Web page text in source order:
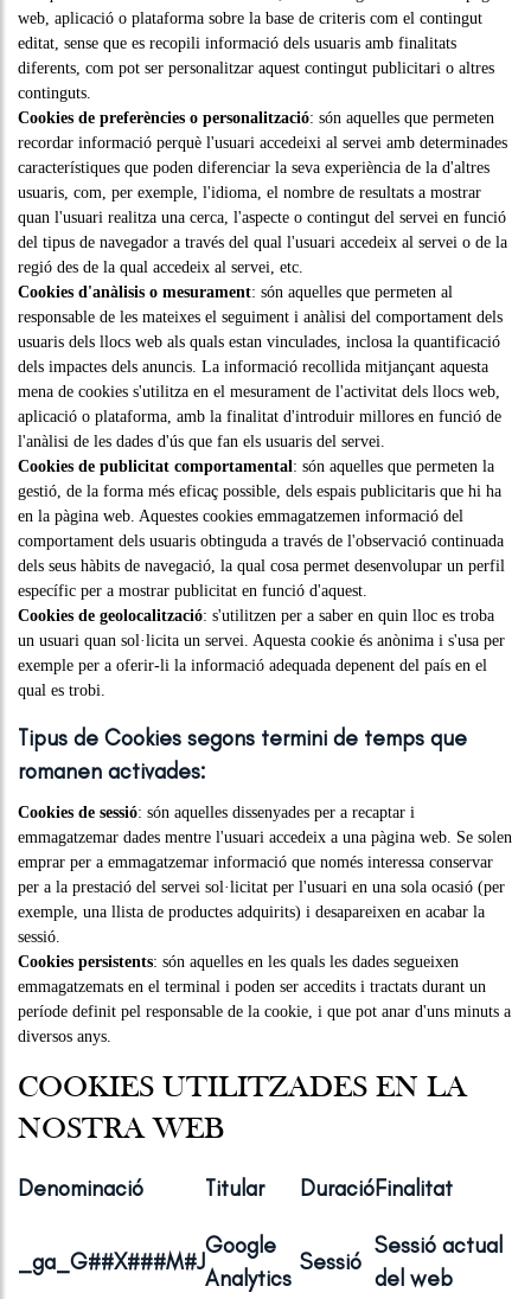
web, aplicació o plataforma sobre la base de criteris com el contingut
editat, sense que es recopili informació dels usuaris amb finalitats
diferents, com pot ser personalitzar aquest contingut publicitari o altres
continguts.
Cookies de preferències o personalització: són aquelles que permeten
recordar informació perquè l'usuari accedeixi al servei amb determinades
característiques que poden diferenciar la seva experiència de la d'altres
usuaris, com, per exemple, l'idioma, el nombre de resultats a mostrar
quan l'usuari realitza una cerca, l'aspecte o contingut del servei en funció
del tipus de navegador a través del qual l'usuari accedeix al servei o de la
regió des de la qual accedeix al servei, etc.
Cookies d'anàlisis o mesurament: són aquelles que permeten al
responsable de les mateixes el seguiment i anàlisi del comportament dels
usuaris dels llocs web als quals estan vinculades, inclosa la quantificació
dels impactes dels anuncis. La informació recollida mitjançant aquesta
mena de cookies s'utilitza en el mesurament de l'activitat dels llocs web,
aplicació o plataforma, amb la finalitat d'introduir millores en funció de
l'anàlisi de les dades d'ús que fan els usuaris del servei.
Cookies de publicitat comportamental: són aquelles que permeten la
gestió, de la forma més eficaç possible, dels espais publicitaris que hi ha
en la pàgina web. Aquestes cookies emmagatzemen informació del
comportament dels usuaris obtinguda a través de l'observació continuada
dels seus hàbits de navegació, la qual cosa permet desenvolupar un perfil
específic per a mostrar publicitat en funció d'aquest.
Cookies de geolocalització: s'utilitzen per a saber en quin lloc es troba
un usuari quan sol·licita un servei. Aquesta cookie és anònima i s'usa per
exemple per a oferir-li la informació adequada depenent del país en el
qual es trobi.
Tipus de Cookies segons termini de temps que
romanen activades:
Cookies de sessió: són aquelles dissenyades per a recaptar i
emmagatzemar dades mentre l'usuari accedeix a una pàgina web. Se solen
emprar per a emmagatzemar informació que només interessa conservar
per a la prestació del servei sol·licitat per l'usuari en una sola ocasió (per
exemple, una llista de productes adquirits) i desapareixen en acabar la
sessió.
Cookies persistents: són aquelles en les quals les dades segueixen
emmagatzemats en el terminal i poden ser accedits i tractats durant un
període definit pel responsable de la cookie, i que pot anar d'uns minuts a
diversos anys.
COOKIES UTILITZADES EN LA
NOSTRA WEB
Denominació Titular DuracióFinalitat
_ga_G##X###M#J
Google
Analytics
Sessió
Sessió actual
del web